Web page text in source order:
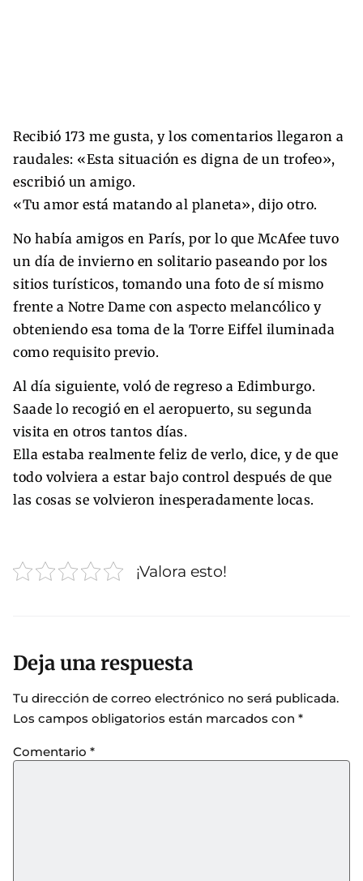
Recibió 173 me gusta, y los comentarios llegaron a
raudales: «Esta situación es digna de un trofeo»,
escribió un amigo.
«Tu amor está matando al planeta», dijo otro.
No había amigos en París, por lo que McAfee tuvo
un día de invierno en solitario paseando por los
sitios turísticos, tomando una foto de sí mismo
frente a Notre Dame con aspecto melancólico y
obteniendo esa toma de la Torre Eiffel iluminada
como requisito previo.
Al día siguiente, voló de regreso a Edimburgo.
Saade lo recogió en el aeropuerto, su segunda
visita en otros tantos días.
Ella estaba realmente feliz de verlo, dice, y de que
todo volviera a estar bajo control después de que
las cosas se volvieron inesperadamente locas.
¡Valora esto!
Deja una respuesta
Tu dirección de correo electrónico no será publicada.
Los campos obligatorios están marcados con *
Comentario *